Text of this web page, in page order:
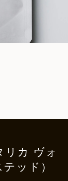
リカ ヴォ
ッド）